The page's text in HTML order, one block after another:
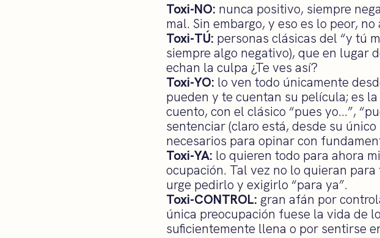
Toxi-NO: nunca positivo, siempre
mal. Sin embargo, y eso es lo peor,
Toxi-TÚ: personas clásicas del “y tú
siempre algo negativo), que en lugar
echan la culpa ¿Te ves así?
Toxi-YO: lo ven todo únicamente
pueden y te cuentan su película; es
cuento, con el clásico “pues yo…”,
sentenciar (claro está, desde su
necesarios para opinar con
Toxi-YA: lo quieren todo para ahora
ocupación. Tal vez no lo quieran
urge pedirlo y exigirlo “para ya”.
Toxi-CONTROL: gran afán por
única preocupación fuese la vida de
suficientemente llena o por sentirse